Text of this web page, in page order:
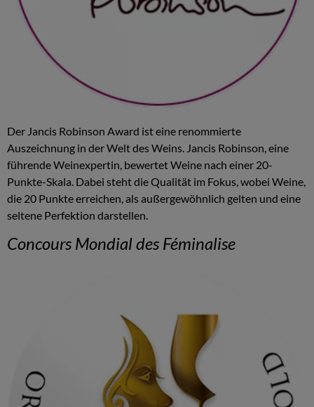
Der Jancis Robinson Award ist eine renommierte
Auszeichnung in der Welt des Weins. Jancis Robinson, eine
führende Weinexpertin, bewertet Weine nach einer 20-
Punkte-Skala. Dabei steht die Qualität im Fokus, wobei Weine,
die 20 Punkte erreichen, als außergewöhnlich gelten und eine
seltene Perfektion darstellen.
Concours Mondial des Féminalise